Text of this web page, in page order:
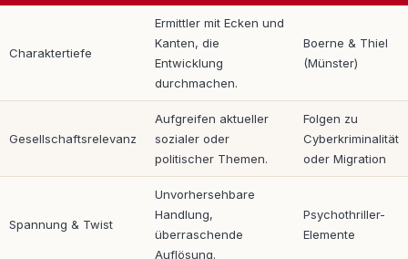
Charaktertiefe
Ermittler mit Ecken und
Kanten, die
Entwicklung
durchmachen.
Boerne & Thiel
(Münster)
Gesellschaftsrelevanz
Aufgreifen aktueller
sozialer oder
politischer Themen.
Folgen zu
Cyberkriminalität
oder Migration
Spannung & Twist
Unvorhersehbare
Handlung,
überraschende
Auflösung.
Psychothriller-
Elemente